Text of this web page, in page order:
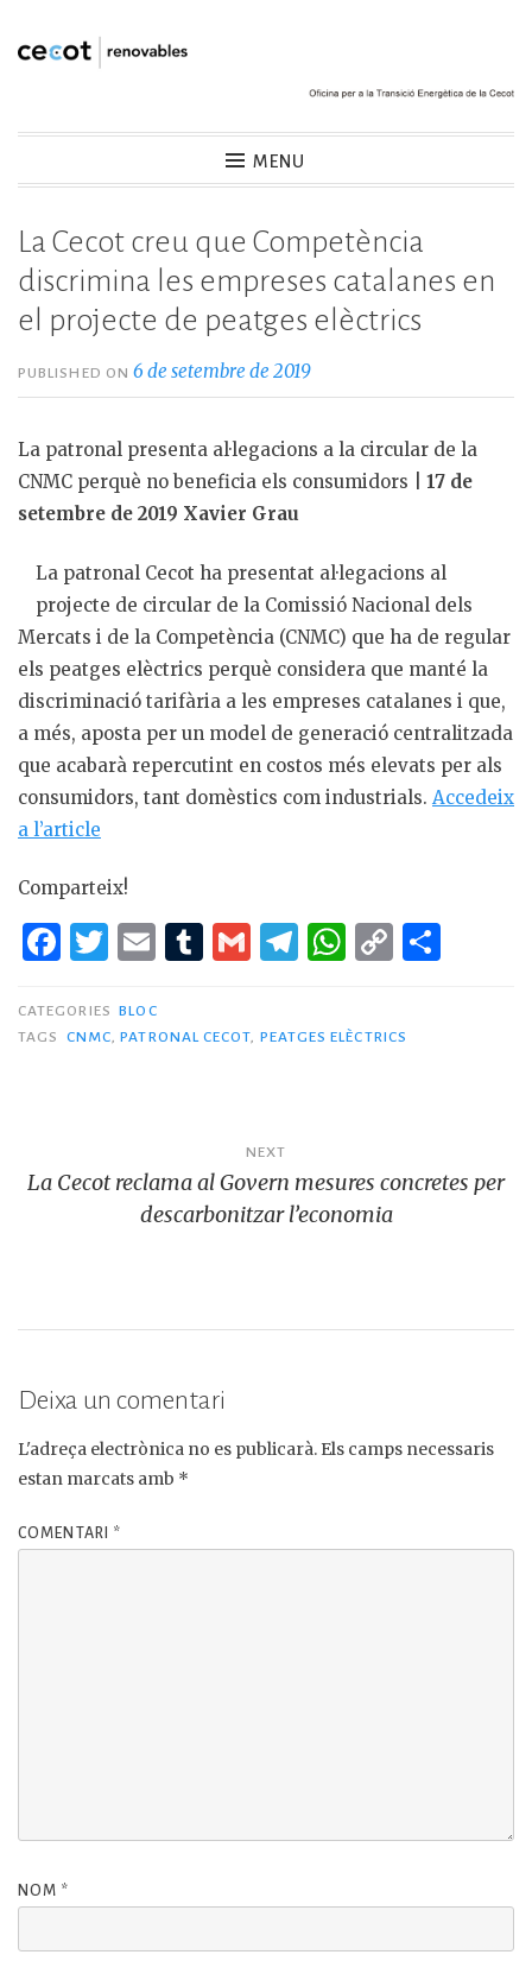
Skip
Cecot Renovables
MENU
La Cecot creu que Competència
discrimina les empreses catalanes en
el projecte de peatges elèctrics
PUBLISHED ON6 de setembre de 2019
La patronal presenta al·legacions a la circular de la
CNMC perquè no beneficia els consumidors | 17 de
setembre de 2019 Xavier Grau
La patronal Cecot ha presentat al·legacions al
projecte de circular de la Comissió Nacional dels
Mercats i de la Competència (CNMC) que ha de regular
els peatges elèctrics perquè considera que manté la
discriminació tarifària a les empreses catalanes i que,
a més, aposta per un model de generació centralitzada
que acabarà repercutint en costos més elevats per als
consumidors, tant domèstics com industrials. Accedeix
a l’article
Comparteix!
F
c
e
o
T
it
te
E
ai
l
T
bl
G
l
T
g
W
at
s
p
C
y
k ix
CATEGORIES BLOC
TAGS
CNMC,PATRONAL CECOT, PEATGES ELÈCTRICS
d'entrades
NEXT
La Cecot reclama al Govern mesures concretes per
descarbonitzar l’economia
Deixa un comentari
L'adreça electrònica no es publicarà. Els camps necessaris
estan marcats amb *
COMENTARI *
NOM *